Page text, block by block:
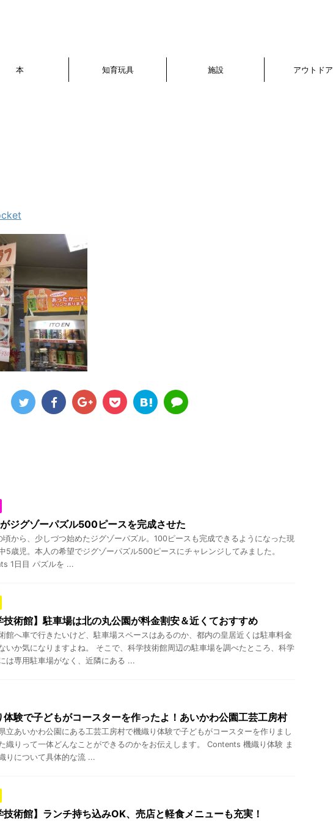
本 知育玩具 施設 アウトドア
ジグゾーパズル500ピースを完成させた
頃から、少しづつ始めたジグゾーパズル。100ピースも完成できるようになった現
5歳児。本人の希望でジグゾーパズル500ピースにチャレンジしてみました。
1日目 パズルを ...
技術館】駐車場は北の丸公園が料金割安＆近くておすすめ
館へ車で行きたいけど、駐車場スペースはあるのか、都内の皇居近くは駐車料金
いか気になりますよね。 そこで、科学技術館周辺の駐車場を調べたところ、科学
は専用駐車場がなく、近隣にある ...
体験で子どもがコースターを作ったよ！あいかわ公園工芸工房村
立あいかわ公園にある工芸工房村で機織り体験で子どもがコースターを作りまし
織りって一体どんなことができるのかをお伝えします。 Contents 機織り体験 ま
りについて具体的な流 ...
技術館】ランチ持ち込みOK、売店と軽食メニューも充実！